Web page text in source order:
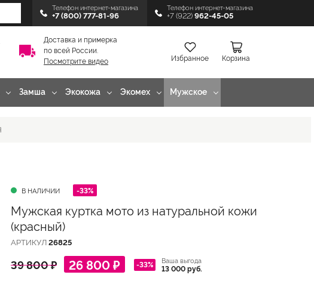
Телефон интернет-магазина
+7 (800) 777-81-96
Телефон интернет-магазина
+7 (922) 962-45-05
Доставка и примерка
по всей России.
Посмотрите видео
Избранное Корзина
Замша Экокожа Экомех Мужское
В НАЛИЧИИ -33%
Мужская куртка мото из натуральной кожи
(красный)
АРТИКУЛ26825
39 800 ₽ 26 800 ₽ -33% Ваша выгода
13 000 руб.